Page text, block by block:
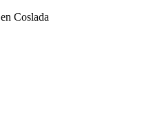
en Coslada